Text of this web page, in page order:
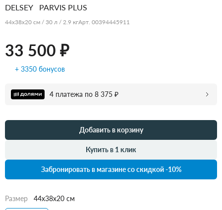
DELSEY PARVIS PLUS
44x38x20 см / 30 л / 2.9 кгАрт. 00394445911
33 500 ₽
+ 3350 бонусов
4 платежа по 8 375 ₽
Добавить в корзину
Купить в 1 клик
Забронировать в магазине со скидкой -10%
Размер
44x38x20 см